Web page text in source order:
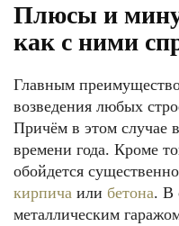
Плюсы и
как с ними
Главным
возведения любых
Причём в этом случае
времени года. Кроме
обойдется
кирпича или бетона. В
металлическим